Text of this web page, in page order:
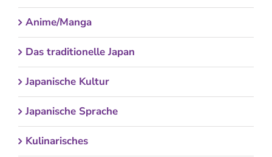
Anime/Manga
Das traditionelle Japan
Japanische Kultur
Japanische Sprache
Kulinarisches